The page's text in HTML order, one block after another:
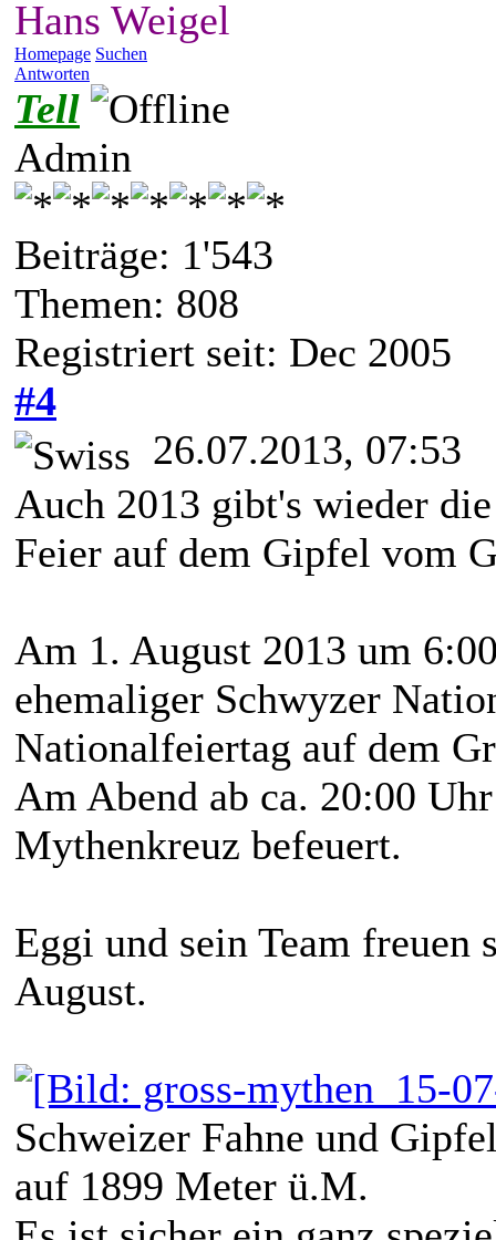
Hans Weigel
Homepage Suchen
Antworten
Tell
Admin
Beiträge: 1'543
Themen: 808
Registriert seit: Dec 2005
#4
26.07.2013, 07:53
Auch 2013 gibt's wieder
Feier auf dem Gipfel vom
Am 1. August 2013 um
ehemaliger Schwyzer
Nationalfeiertag auf dem
Am Abend ab ca. 20:00
Mythenkreuz befeuert.
Eggi und sein Team freuen
August.
Schweizer Fahne und
auf 1899 Meter ü.M.